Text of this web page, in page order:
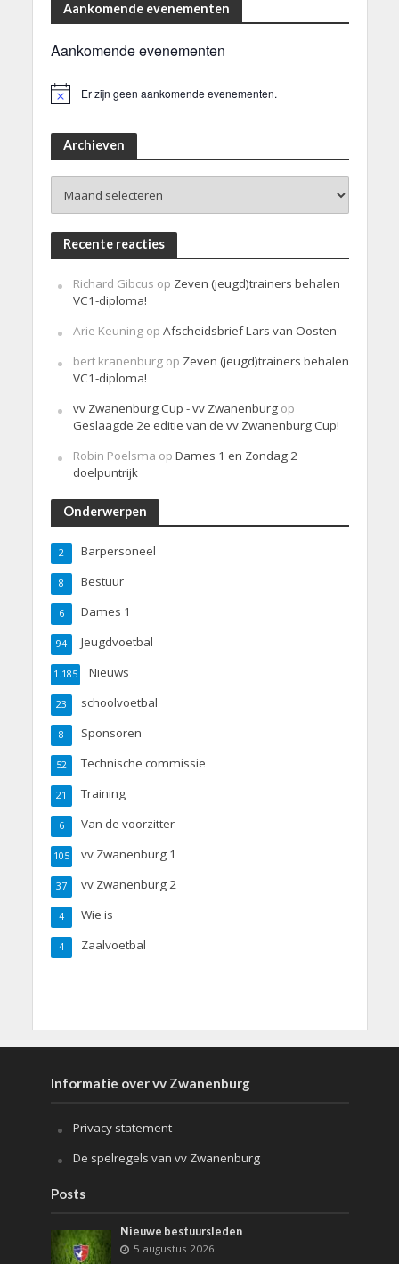
Aankomende evenementen
Aankomende evenementen
Er zijn geen aankomende evenementen.
Archieven
Recente reacties
Richard Gibcus op Zeven (jeugd)trainers behalen
VC1-diploma!
Arie Keuningop Afscheidsbrief Lars van Oosten
bert kranenburgop Zeven (jeugd)trainers behalen
VC1-diploma!
vv Zwanenburg Cup - vv Zwanenburgop
Geslaagde 2e editie van de vv Zwanenburg Cup!
Robin Poelsma op Dames 1 en Zondag 2
doelpuntrijk
Onderwerpen
Barpersoneel
2
Bestuur
8
Dames 1
6
Jeugdvoetbal
94
Nieuws
1.185
schoolvoetbal
23
Sponsoren
8
Technische commissie
52
Training
21
Van de voorzitter
6
vv Zwanenburg 1
105
vv Zwanenburg 2
37
Wie is
4
Zaalvoetbal
4
Informatie over vv Zwanenburg
Privacy statement
De spelregels van vv Zwanenburg
Posts
Nieuwe bestuursleden
5 augustus 2026